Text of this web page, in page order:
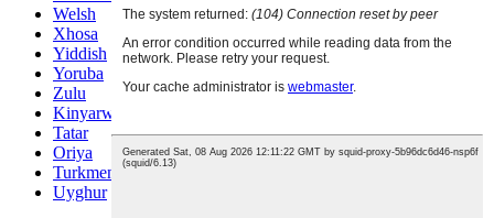
Welsh
Xhosa
Yiddish
Yoruba
Zulu
Kinyarwanda
Tatar
Oriya
Turkmen
Uyghur